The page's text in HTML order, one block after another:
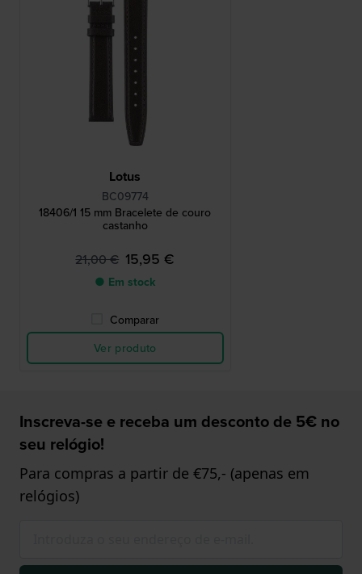
Lotus
BC09774
18406/1 15 mm Bracelete de couro
castanho
21,00 € 15,95 €
● Em stock
Comparar
Ver produto
Inscreva-se e receba um desconto de 5€ no
seu relógio!
Para compras a partir de €75,- (apenas em
relógios)